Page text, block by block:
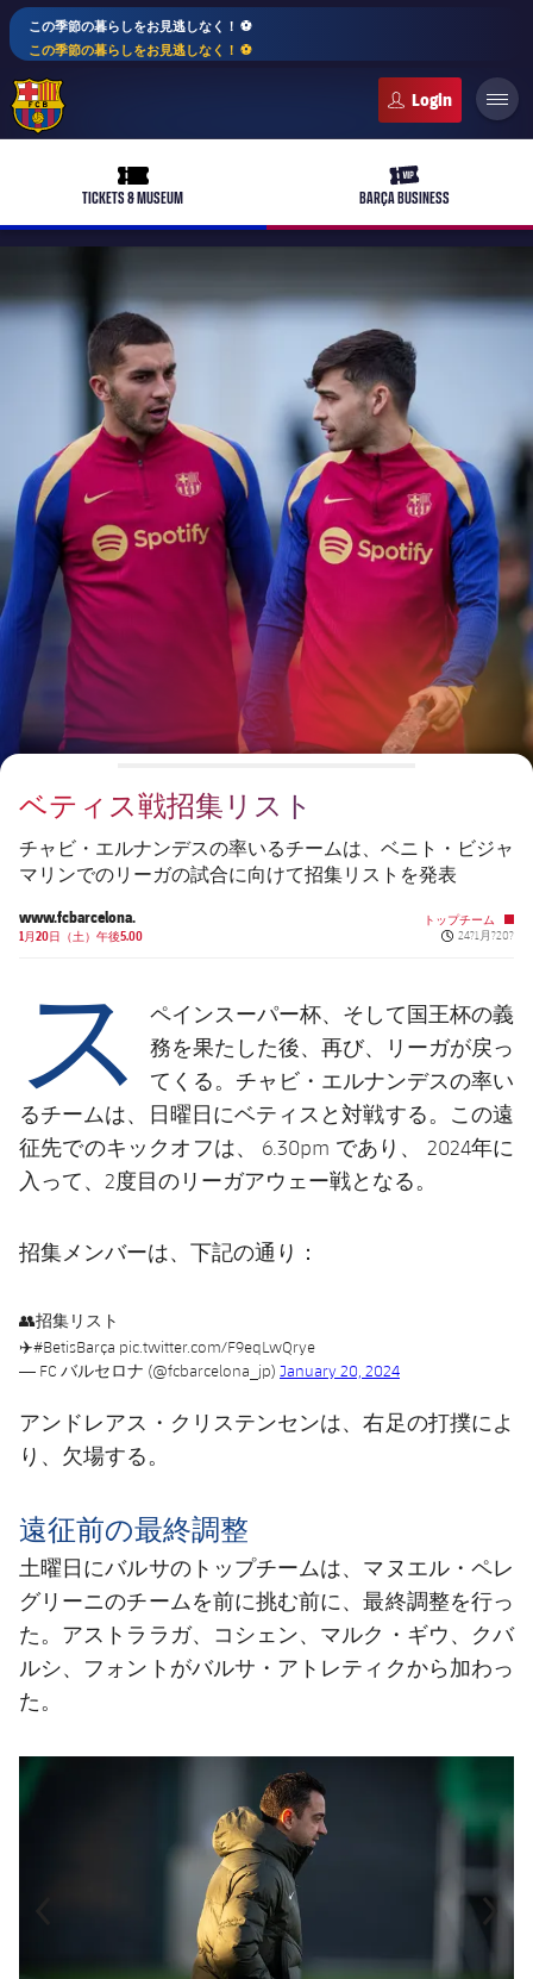
この季節の暮らしをお見逃しなく！ ⚽️
この季節の暮らしをお見逃しなく！ ⚽️
ticket-full
TICKETS & MUSEUM
ticket-vip
BARÇA BUSINESS
plusicon
label.aria.plus
バルサアカデミー
plusicon
label.aria.plus
10年毎
会長
レジェンド
監督
plusicon
label.aria.plus
プレスパス
Facilities
PLUSICON
LABEL.ARIA.PLUS
トップチーム
女子サッカー
plusicon
label.aria.plus
スケジュール
チケット
結果
順位表
バルサAtlètic
plusicon
label.aria.plus
スケジュール
チケット
結果
順位表
PLUSICON
LABEL.ARIA.PLUS
トップチーム
plusicon
label.aria.plus
スケジュール
チケット
結果
順位表
PLUSICON
LABEL.ARIA.PLUS
トップチーム
スケジュール
チケット
結果
順位表
PLUSICON
LABEL.ARIA.PLUS
トップチーム
スケジュール
チケット
結果
順位表
トップチーム
plusicon
label.aria.plus
スケジュール
チケット
結果
順位表
ベティス戦招集リスト
チャビ・エルナンデスの率いるチームは、ベニト・ビジャ
マリンでのリーガの試合に向けて招集リストを発表
www.fcbarcelona.
1月20日（土）午後5.00
トップチーム
Published
24?1月?20?
ス
ペインスーパー杯、そして国王杯の義
務を果たした後、再び、リーガが戻っ
てくる。チャビ・エルナンデスの率い
るチームは、日曜日にベティスと対戦する。この遠
征先でのキックオフは、 6.30pm であり、 2024年に
入って、2度目のリーガアウェー戦となる。
招集メンバーは、下記の通り：
👥招集リスト
✈️#BetisBarça pic.twitter.com/F9eqLwQrye
— FC バルセロナ (@fcbarcelona_jp) January 20, 2024
アンドレアス・クリステンセンは、右足の打撲によ
り、欠場する。
遠征前の最終調整
土曜日にバルサのトップチームは、マヌエル・ペレ
グリーニのチームを前に挑む前に、最終調整を行っ
た。アストララガ、コシェン、マルク・ギウ、クバ
ルシ、フォントがバルサ・アトレティクから加わっ
た。